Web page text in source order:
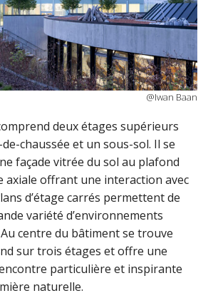
@Iwan Baan
deux étages supérieurs
chaussée et un sous-sol. Il se
façade vitrée du sol au plafond
axiale offrant une interaction avec
d’étage carrés permettent de
variété d’environnements
centre du bâtiment se trouve
sur trois étages et offre une
particulière et inspirante
naturelle.